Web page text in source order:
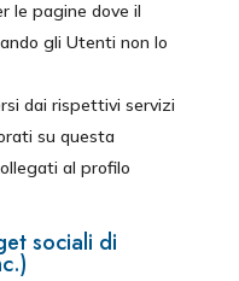
le pagine dove il
gli Utenti non lo
dai rispettivi servizi
su questa
al profilo
sociali di